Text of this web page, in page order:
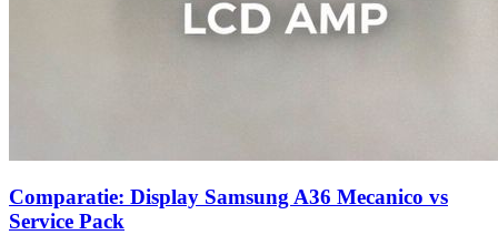
Comparatie: Display Samsung A36 Mecanico vs
Service Pack